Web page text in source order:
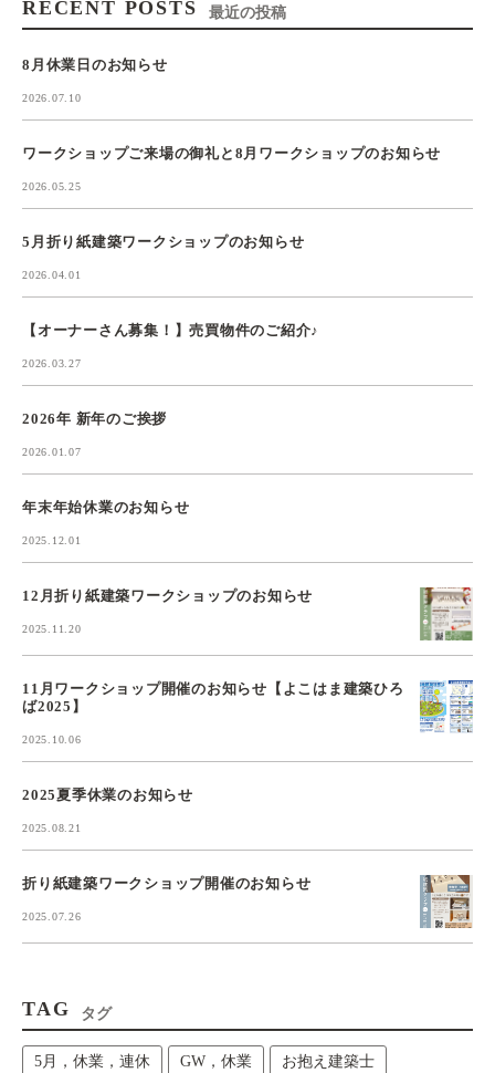
RECENT POSTS 最近の投稿
8月休業日のお知らせ
2026.07.10
ワークショップご来場の御礼と8月ワークショップのお知らせ
2026.05.25
5月折り紙建築ワークショップのお知らせ
2026.04.01
【オーナーさん募集！】売買物件のご紹介♪
2026.03.27
2026年 新年のご挨拶
2026.01.07
年末年始休業のお知らせ
2025.12.01
12月折り紙建築ワークショップのお知らせ
2025.11.20
11月ワークショップ開催のお知らせ【よこはま建築ひろ
ば2025】
2025.10.06
2025夏季休業のお知らせ
2025.08.21
折り紙建築ワークショップ開催のお知らせ
2025.07.26
TAG タグ
5月，休業，連休 GW，休業 お抱え建築士